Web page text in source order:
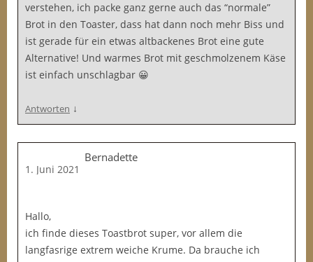
verstehen, ich packe ganz gerne auch das “normale”
Brot in den Toaster, dass hat dann noch mehr Biss und
ist gerade für ein etwas altbackenes Brot eine gute
Alternative! Und warmes Brot mit geschmolzenem Käse
ist einfach unschlagbar 😀
Antworten ↓
Bernadette
1. Juni 2021
Hallo,
ich finde dieses Toastbrot super, vor allem die
langfasrige extrem weiche Krume. Da brauche ich